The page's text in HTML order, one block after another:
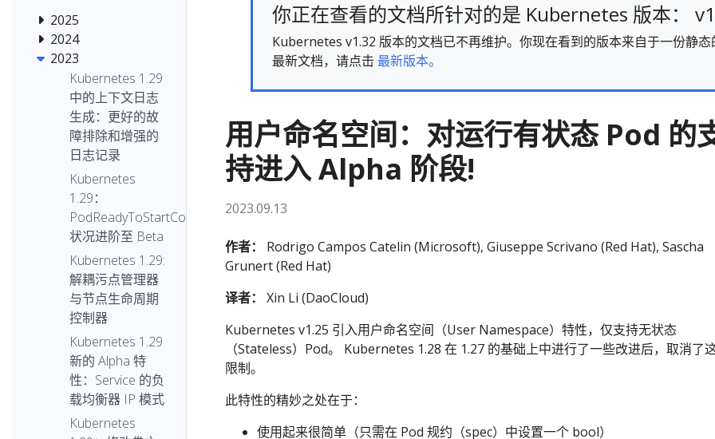
2025
2024
2023
Kubernetes 1.29
中的上下文日志
生成：更好的故
障排除和增强的
日志记录
Kubernetes
1.29：
PodReadyToStartContainers
状况进阶至 Beta
Kubernetes 1.29:
解耦污点管理器
与节点生命周期
控制器
Kubernetes 1.29
新的 Alpha 特
性：Service 的负
载均衡器 IP 模式
Kubernetes
你正在查看的文档所针对的是 Kubernetes 版本：
Kubernetes v1.32 版本的文档已不再维护。你现在看到的版本来自于一份静
最新文档，请点击 最新版本。
用户命名空间：对运行有状态 Pod 的
持进入 Alpha 阶段!
2023.09.13
作者：
Rodrigo Campos Catelin (Microsoft), Giuseppe Scrivano (Red Hat), Sascha
Grunert (Red Hat)
译者：
Xin Li (DaoCloud)
Kubernetes v1.25 引入用户命名空间（User Namespace）特性，仅支持无状态
（Stateless）Pod。 Kubernetes 1.28 在 1.27 的基础上中进行了一些改进后，取消了
限制。
此特性的精妙之处在于：
使用起来很简单（只需在 Pod 规约（spec）中设置一个 bool）